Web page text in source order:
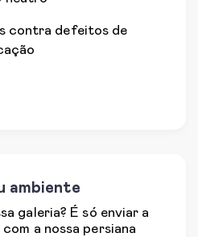
contra defeitos de
ambiente
galeria? É só enviar a
a nossa persiana